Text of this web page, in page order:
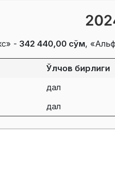
- 342 440,00 сўм,
Ўлчов бирлиги
дал
дал